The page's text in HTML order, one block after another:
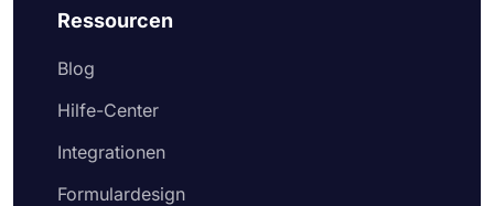
Ressourcen
Blog
Hilfe-Center
Integrationen
Formulardesign